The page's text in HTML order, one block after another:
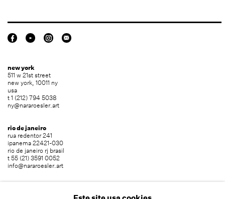
new york
511 w 21st street
new york, 10011 ny
usa
t 1 (212) 794 5038
ny@nararoesler.art
rio de janeiro
rua redentor 241
ipanema 22421-030
rio de janeiro rj brasil
t 55 (21) 3591 0052
info@nararoesler.art